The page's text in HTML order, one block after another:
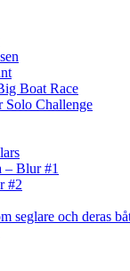
Boat Race
Solo Challenge
Blur #1
#2
seglare och deras